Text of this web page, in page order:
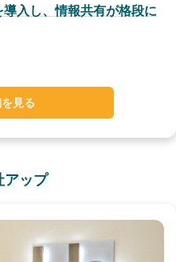
入し、情報共有が格段に
見る
アップ